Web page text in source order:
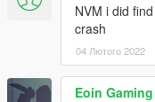
NVM i did
crash
04 Лютого 2022
Eoin Gaming